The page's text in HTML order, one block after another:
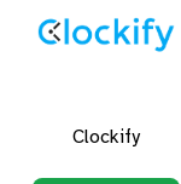
Clockify